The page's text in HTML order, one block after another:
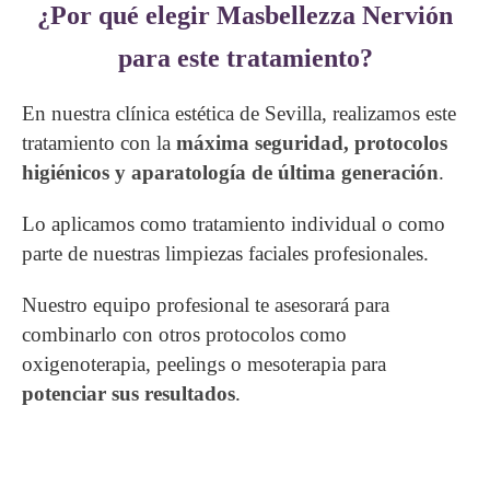
¿Por qué elegir Masbellezza Nervión
para este tratamiento?
En nuestra clínica estética de Sevilla, realizamos este
tratamiento con la máxima seguridad, protocolos
higiénicos y aparatología de última generación.
Lo aplicamos como tratamiento individual o como
parte de nuestras limpiezas faciales profesionales.
Nuestro equipo profesional te asesorará para
combinarlo con otros protocolos como
oxigenoterapia, peelings o mesoterapia para
potenciar sus resultados.